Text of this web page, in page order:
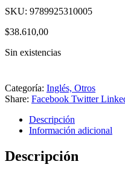
SKU: 9789925310005
$38.610,00
Sin existencias
Categoría: Inglés, Otros
Share: Facebook Twitter
Descripción
Información adicional
Descripción